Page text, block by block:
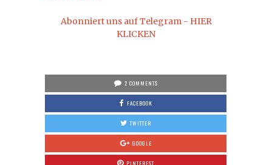
Abonniert uns auf Telegram - HIER
KLICKEN
2 COMMENTS
FACEBOOK
TWITTER
GOOGLE
PINTEREST